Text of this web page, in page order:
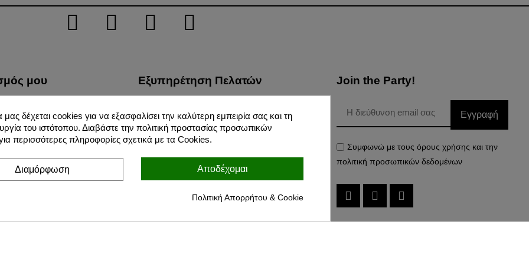
μου
προϊόντων μου
μου
μου πληροφορίες
Εξυπηρέτηση Πελατών
Προστασία Προσωπικών Δεδομένων
Όροι Χρήσης
Για Εμάς
Τρόποι Πληρωμών
Join the Party!
Εγγραφή
Συμφωνώ με τους όρους χρήσης και την
πολιτική προσωπικών δεδομένων
μας δέχεται cookies για να εξασφαλίσει την καλύτερη εμπειρία σας και τη
του ιστότοπου. Διαβάστε την πολιτική προστασίας προσωπικών
περισσότερες πληροφορίες σχετικά με τα Cookies.
Αποδέχομαι
Διαμόρφωση
Πολιτική Απορρήτου & Cookie